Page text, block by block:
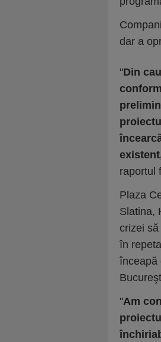
dar a
"Din
raportul
Plaza
Slatina,
crizei
în
înceapă
"Am